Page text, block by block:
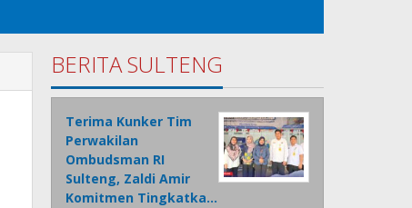
BERITA SULTENG
Terima Kunker Tim
Perwakilan
Ombudsman RI
Sulteng, Zaldi Amir
Komitmen Tingkatka…